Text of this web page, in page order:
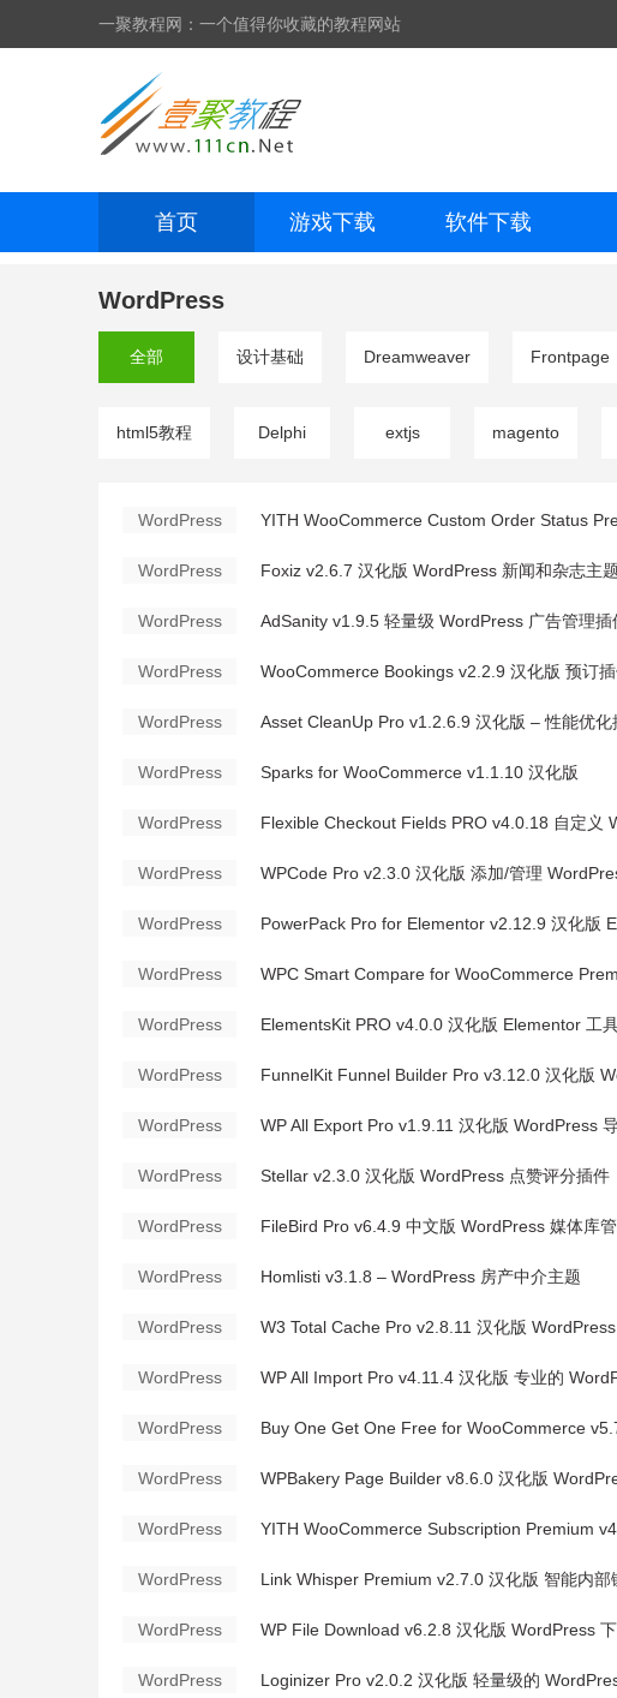
一聚教程网：一个值得你收藏的教程网站
首页 游戏下载 软件下载
WordPress
全部 设计基础 Dreamweaver Frontpage
html5教程 Delphi extjs magento
WordPress YITH WooCommerce Custom Order Status
WordPress Foxiz v2.6.7 汉化版 WordPress 新闻和杂志主题
WordPress AdSanity v1.9.5 轻量级 WordPress 广告管理插
WordPress WooCommerce Bookings v2.2.9 汉化版 预订
WordPress Asset CleanUp Pro v1.2.6.9 汉化版 – 性能优化
WordPress Sparks for WooCommerce v1.1.10 汉化版
WordPress Flexible Checkout Fields PRO v4.0.18 自定义
WordPress WPCode Pro v2.3.0 汉化版 添加/管理
WordPress PowerPack Pro for Elementor v2.12.9 汉化版
WordPress WPC Smart Compare for WooCommerce
WordPress ElementsKit PRO v4.0.0 汉化版 Elementor 工
WordPress FunnelKit Funnel Builder Pro v3.12.0 汉化版
WordPress WP All Export Pro v1.9.11 汉化版 WordPress
WordPress Stellar v2.3.0 汉化版 WordPress 点赞评分插件
WordPress FileBird Pro v6.4.9 中文版 WordPress 媒体库
WordPress Homlisti v3.1.8 – WordPress 房产中介主题
WordPress W3 Total Cache Pro v2.8.11 汉化版
WordPress WP All Import Pro v4.11.4 汉化版 专业的
WordPress Buy One Get One Free for WooCommerce
WordPress WPBakery Page Builder v8.6.0 汉化版
WordPress YITH WooCommerce Subscription Premium
WordPress Link Whisper Premium v2.7.0 汉化版 智能内部
WordPress WP File Download v6.2.8 汉化版 WordPress
WordPress Loginizer Pro v2.0.2 汉化版 轻量级的